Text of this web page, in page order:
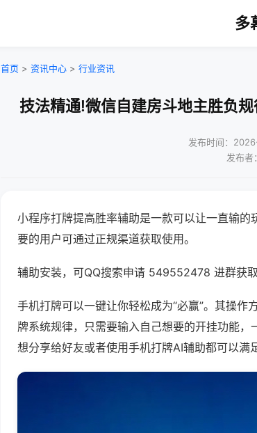
多
首页 > 资讯中心 > 行业资讯
技法精通!微信自建房斗地主胜负
发布时间：
发布者
小程序打牌提高胜率辅助是一款可以让一直输的
要的用户可通过正规渠道获取使用。
辅助安装，可QQ搜索申请 549552478 进群获
手机打牌可以一键让你轻松成为“必赢”。其操
牌系统规律，只需要输入自己想要的开挂功能
想分享给好友或者使用手机打牌AI辅助都可以满